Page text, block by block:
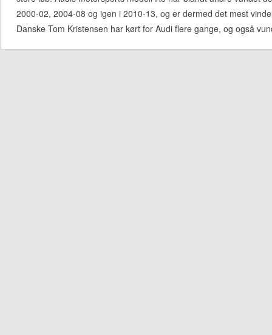
2000-02, 2004-08 og igen i 2010-13, og er dermed det mest
Danske Tom Kristensen har kørt for Audi flere gange, og også